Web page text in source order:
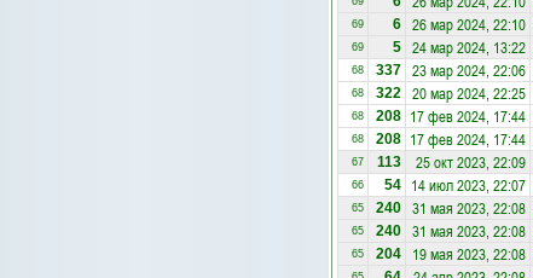
69 6 26 мар 2024, 22:10
69 5 24 мар 2024, 13:22
68 337 23 мар 2024, 22:06
68 322 20 мар 2024, 22:25
68 208 17 фев 2024, 17:44
68 208 17 фев 2024, 17:44
67 113 25 окт 2023, 22:09
66 54 14 июл 2023, 22:07
65 240 31 мая 2023, 22:08
65 240 31 мая 2023, 22:08
65 204 19 мая 2023, 22:08